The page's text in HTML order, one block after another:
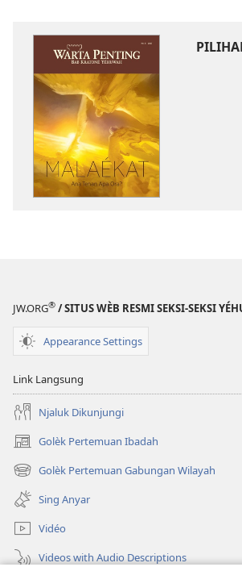
JW.ORG® / SITUS WÈB RESMI SEKSI-SEKSI
Appearance Settings
Link Langsung
Njaluk Dikunjungi
Golèk Pertemuan Ibadah
(opens
new
window)
Golèk Pertemuan Gabungan Wilayah
(opens
new
window)
Sing Anyar
Vidéo
Videos with Audio Descriptions